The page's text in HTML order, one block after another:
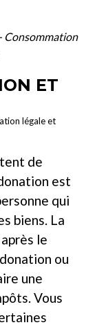
Consommation
ET
légale et
de
est
qui
biens. La
le
ou
une
Vous